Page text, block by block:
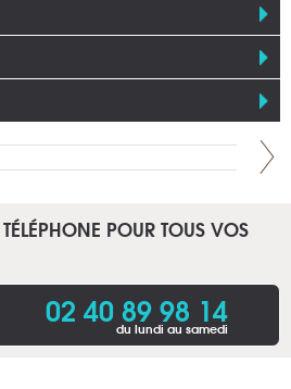
POUR TOUS VOS
02 40 89 98 14
du lundi au samedi